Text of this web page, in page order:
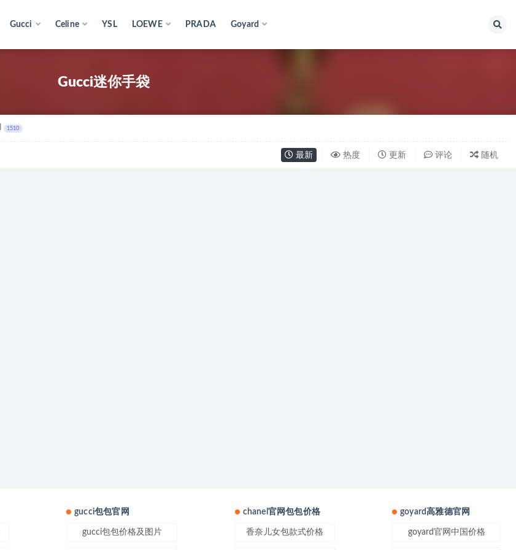
Gucci Celine YSL LOEWE PRADA Goyard
Gucci迷你手袋
1510
最新 热度 更新 评论 随机
gucci包包官网
gucci包包价格及图片
chanel官网包包价格
香奈儿女包款式价格
goyard高雅德官网
goyard官网中国价格